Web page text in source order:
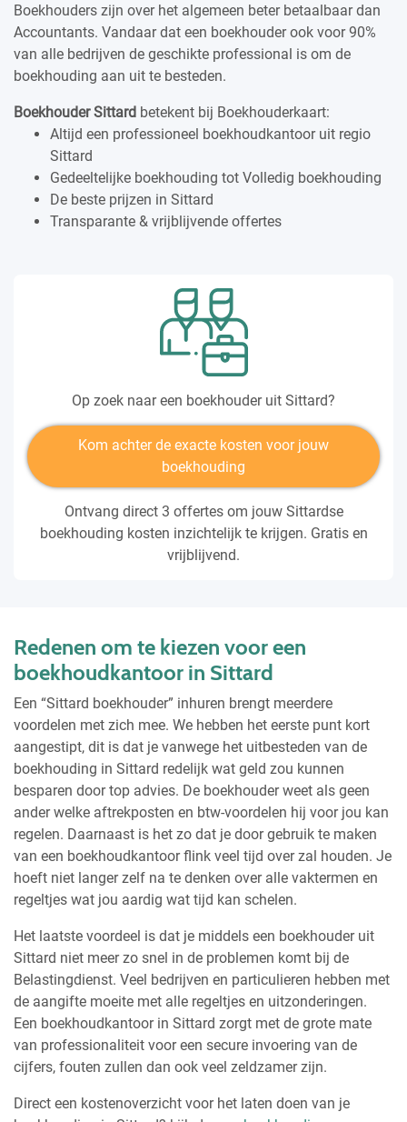
Boekhouders zijn over het algemeen beter betaalbaar dan
Accountants. Vandaar dat een boekhouder ook voor 90%
van alle bedrijven de geschikte professional is om de
boekhouding aan uit te besteden.
Boekhouder Sittard betekent bij Boekhouderkaart:
Altijd een professioneel boekhoudkantoor uit regio
Sittard
Gedeeltelijke boekhouding tot Volledig boekhouding
De beste prijzen in Sittard
Transparante & vrijblijvende offertes
Op zoek naar een boekhouder uit Sittard?
Kom achter de exacte kosten voor jouw
boekhouding
Ontvang direct 3 offertes om jouw Sittardse
boekhouding kosten inzichtelijk te krijgen. Gratis en
vrijblijvend.
Redenen om te kiezen voor een
boekhoudkantoor in Sittard
Een “Sittard boekhouder” inhuren brengt meerdere
voordelen met zich mee. We hebben het eerste punt kort
aangestipt, dit is dat je vanwege het uitbesteden van de
boekhouding in Sittard redelijk wat geld zou kunnen
besparen door top advies. De boekhouder weet als geen
ander welke aftrekposten en btw-voordelen hij voor jou kan
regelen. Daarnaast is het zo dat je door gebruik te maken
van een boekhoudkantoor flink veel tijd over zal houden. Je
hoeft niet langer zelf na te denken over alle vaktermen en
regeltjes wat jou aardig wat tijd kan schelen.
Het laatste voordeel is dat je middels een boekhouder uit
Sittard niet meer zo snel in de problemen komt bij de
Belastingdienst. Veel bedrijven en particulieren hebben met
de aangifte moeite met alle regeltjes en uitzonderingen.
Een boekhoudkantoor in Sittard zorgt met de grote mate
van professionaliteit voor een secure invoering van de
cijfers, fouten zullen dan ook veel zeldzamer zijn.
Direct een kostenoverzicht voor het laten doen van je